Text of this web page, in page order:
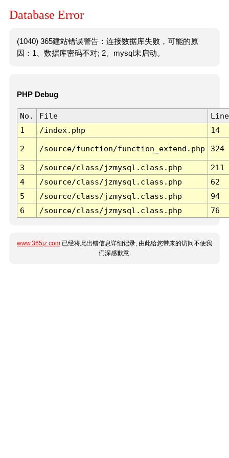
Database Error
(1040) 365建站错误警告：连接数据库失败，可能的原
因：1、数据库密码不对; 2、mysql未启动。
PHP Debug
No. File
Line
1
/index.php 14
2 /source/function/function_extend.php 324
3 /source/class/jzmysql.class.php
211
4
/source/class/jzmysql.class.php
62
5
/source/class/jzmysql.class.php
94
6
/source/class/jzmysql.class.php 76
www.365jz.com 已经将此出错信息详细记录, 由此给您带来的访问不便我
们深感歉意.